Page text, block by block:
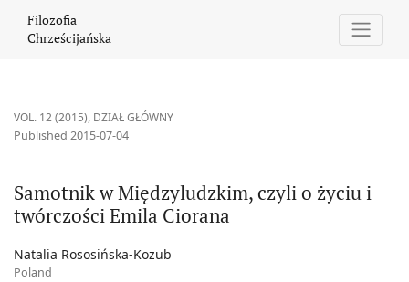
Filozofia
Chrześcijańska
VOL. 12 (2015), DZIAŁ GŁÓWNY
Samotnik w Międzyludzkim, czyli o życiu i
twórczości Emila Ciorana
Published 2015-07-04
Natalia Rososińska-Kozub
Poland